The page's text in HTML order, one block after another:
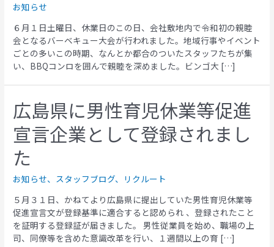
お知らせ
６月１日土曜日、休業日のこの日、会社敷地内で令和初の親睦
会となるバーベキュー大会が行われました。地域行事やイベント
ごとの多いこの時期、なんとか都合のついたスタッフたちが集
い、BBQコンロを囲んで親睦を深めました。ビンゴ大 […]
広島県に男性育児休業等促進
宣言企業として登録されまし
た
お知らせ、 スタッフブログ、
リクルート
５月３１日、かねてより広島県に提出していた男性育児休業等
促進宣言文が登録基準に適合すると認められ 、登録されたこと
を証明する登録証が届きました。 男性従業員を始め、職場の上
司、同僚等を含めた意識改革を行い、１週間以上の育 […]